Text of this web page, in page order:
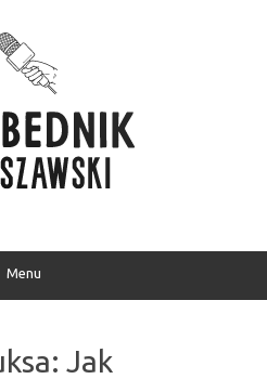
Menu
Jak